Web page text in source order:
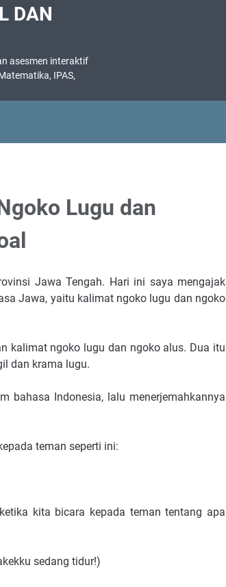
DAN
asesmen interaktif
IPAS,
Lugu dan
Jawa Tengah. Hari ini saya mengajak
Jawa, yaitu kalimat ngoko lugu dan ngoko
kalimat ngoko lugu dan ngoko alus. Dua itu
dan krama lugu.
bahasa Indonesia, lalu menerjemahkannya
teman seperti ini:
kita bicara kepada teman tentang apa
sedang tidur!)